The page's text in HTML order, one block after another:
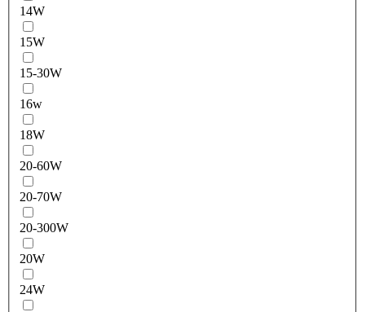
14W
15W
15-30W
16w
18W
20-60W
20-70W
20-300W
20W
24W